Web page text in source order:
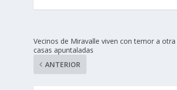
Vecinos de Miravalle viven con temor a
casas apuntaladas
ANTERIOR